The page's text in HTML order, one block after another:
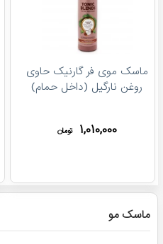
ماسک موی فر گارنیک حاوی
روغن نارگیل (داخل حمام)
۱,۰۱۰,۰۰۰ تومان